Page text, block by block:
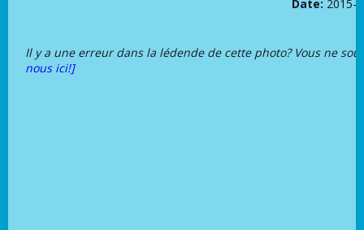
Date: 2015-
Il y a une erreur dans la lédende de cette photo? Vous ne
nous ici!]